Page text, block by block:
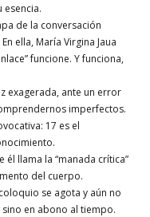
esencia.
de la conversación
ella, María Virgina Jaua
funcione. Y funciona,
exagerada, ante un error
imperfectos.
17 es el
llama la “manada crítica”
del cuerpo.
se agota y aún no
en abono al tiempo.